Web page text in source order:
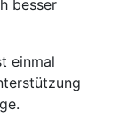
besser
einmal